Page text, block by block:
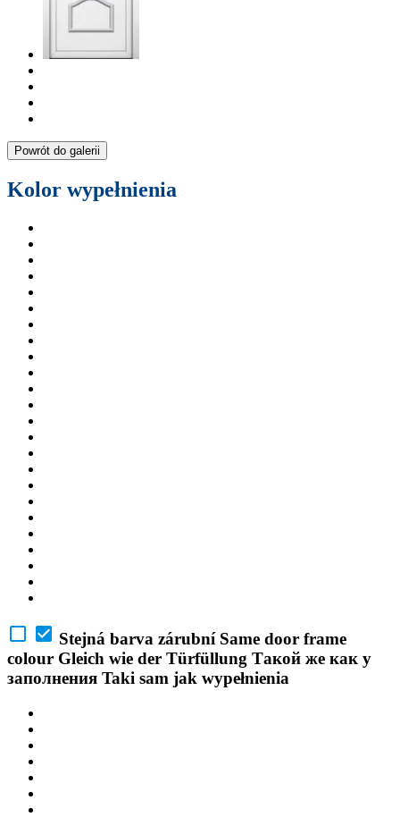
Powrót do galerii
Kolor wypełnienia
Stejná barva zárubní Same door frame
colour Gleich wie der Türfüllung Такой же как у
заполнения Taki sam jak wypełnienia